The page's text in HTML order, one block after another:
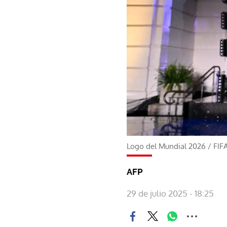
Logo del Mundial 2026 /
AFP
29 de julio 2025 - 18:25